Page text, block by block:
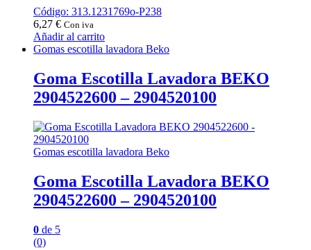
Código: 313.1231769o-P238
6,27 € Con iva
Añadir al carrito
Gomas escotilla lavadora Beko
Goma Escotilla Lavadora BEKO
2904522600 – 2904520100
Gomas escotilla lavadora Beko
Goma Escotilla Lavadora BEKO
2904522600 – 2904520100
0 de 5
(0)